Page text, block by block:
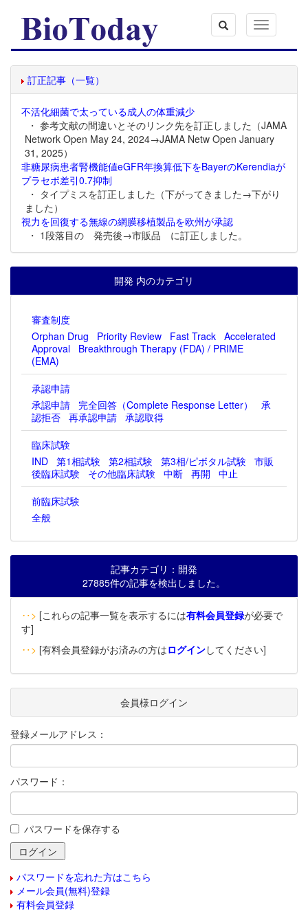
Toggle
navigation
訂正記事（一覧）
不活化細菌で太っている成人の体重減少
・ 参考文献の間違いとそのリンク先を訂正しました（JAMA
Network Open May 24, 2024→JAMA Netw Open January
31, 2025）
非糖尿病患者腎機能値eGFR年換算低下をBayerのKerendiaが
プラセボ差引0.7抑制
・ タイプミスを訂正しました（下がってきました→下がり
ました）
視力を回復する無線の網膜移植製品を欧州が承認
・ 1段落目の 発売後→市販品 に訂正しました。
開発 内のカテゴリ
審査制度
Orphan Drug
Priority Review Fast Track Accelerated
Approval
Breakthrough Therapy (FDA) / PRIME
(EMA)
承認申請
承認申請
完全回答（Complete Response Letter）
承
認拒否 再承認申請 承認取得
臨床試験
IND 第1相試験 第2相試験 第3相/ピボタル試験 市販
後臨床試験
その他臨床試験 中断 再開
中止
前臨床試験
全般
記事カテゴリ：開発
27885件の記事を検出しました。
‥> [これらの記事一覧を表示するには有料会員登録が必要で
す]
‥> [有料会員登録がお済みの方はログインしてください]
会員様ログイン
登録メールアドレス：
パスワード：
パスワードを保存する
パスワードを忘れた方はこちら
メール会員(無料)登録
有料会員登録